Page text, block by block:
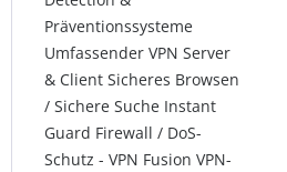
Präventionssysteme
Umfassender VPN Server
& Client Sicheres Browsen
/ Sichere Suche Instant
Guard Firewall / DoS-
Schutz - VPN Fusion VPN-